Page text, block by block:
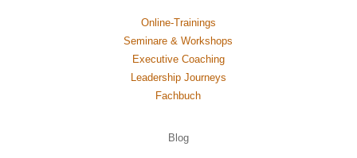
Online-Trainings
Seminare & Workshops
Executive Coaching
Leadership Journeys
Fachbuch
Blog